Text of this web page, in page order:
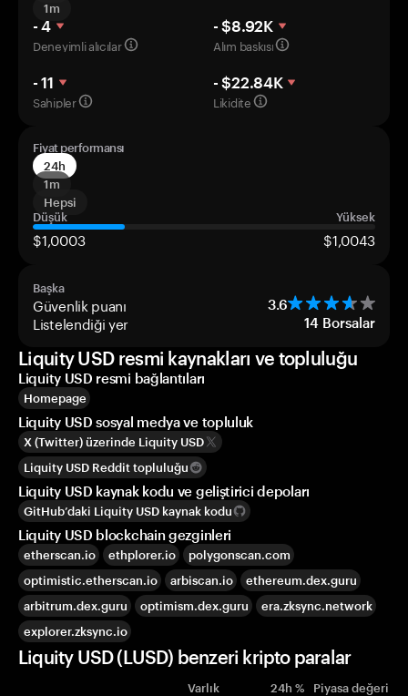
1m
- 4
Deneyimli alıcılar
- $8.92K
Alım baskısı
- 11
Sahipler
- $22.84K
Likidite
Fiyat performansı
24h
1m
Hepsi
Düşük
Yüksek
$1,0003 $1,0043
Başka
Güvenlik puanı 3.6
Listelendiği yer 14 Borsalar
Liquity USD resmi kaynakları ve topluluğu
Liquity USD resmi bağlantıları
Homepage
Liquity USD sosyal medya ve topluluk
X (Twitter) üzerinde Liquity USD
Liquity USD Reddit topluluğu
Liquity USD kaynak kodu ve geliştirici depoları
GitHub’daki Liquity USD kaynak kodu
Liquity USD blockchain gezginleri
etherscan.io ethplorer.io
polygonscan.com
optimistic.etherscan.io
arbiscan.io
ethereum.dex.guru
arbitrum.dex.guru
optimism.dex.guru
era.zksync.network
explorer.zksync.io
Liquity USD (LUSD) benzeri kripto paralar
Varlık 24h % Piyasa değeri